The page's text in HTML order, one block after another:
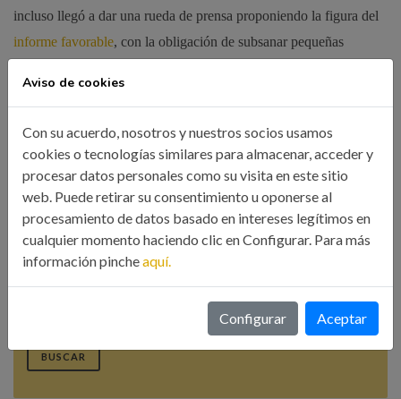
incluso llegó a dar una rueda de prensa proponiendo la figura del
informe favorable, con la obligación de subsanar pequeñas
Compartir esta noticia:
Búsqueda
BUSCAR
Aviso de cookies
Con su acuerdo, nosotros y nuestros socios usamos
cookies o tecnologías similares para almacenar, acceder y
procesar datos personales como su visita en este sitio
web. Puede retirar su consentimiento u oponerse al
procesamiento de datos basado en intereses legítimos en
cualquier momento haciendo clic en Configurar. Para más
información pincheaquí.
Configurar Aceptar